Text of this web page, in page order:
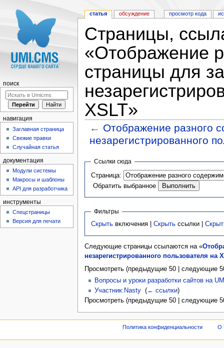
Страницы,
«Отображение
страницы для
XSLT»
← Отображение разного
незарегистрированного
Ссылки сюда
Страница:
Обратить выбранное
Фильтры
Скрыть включения |Скрыть ссылки |
Следующие страницы ссылаются на «
незарегистрированного пользователя на
Просмотреть (предыдущие 50 | следующие
Вопросы и уроки разработки сайтов на
Участник:Nasty‎ (← ссылки)
Просмотреть (предыдущие 50 | следующие
статья обсуждение просмотр кода
поиск
навигация
Заглавная страница
Свежие правки
Случайная статья
документация
Модули системы
Макросы и шаблоны
API для разработчика
инструменты
Спецстраницы
Версия для печати
Политика конфиденциальности О